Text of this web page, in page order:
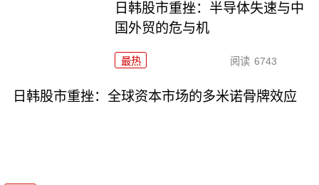
日韩股市重挫：半导体失速与中
国外贸的危与机
最热 阅读 6743
日韩股市重挫：全球资本市场的多米诺骨牌效应